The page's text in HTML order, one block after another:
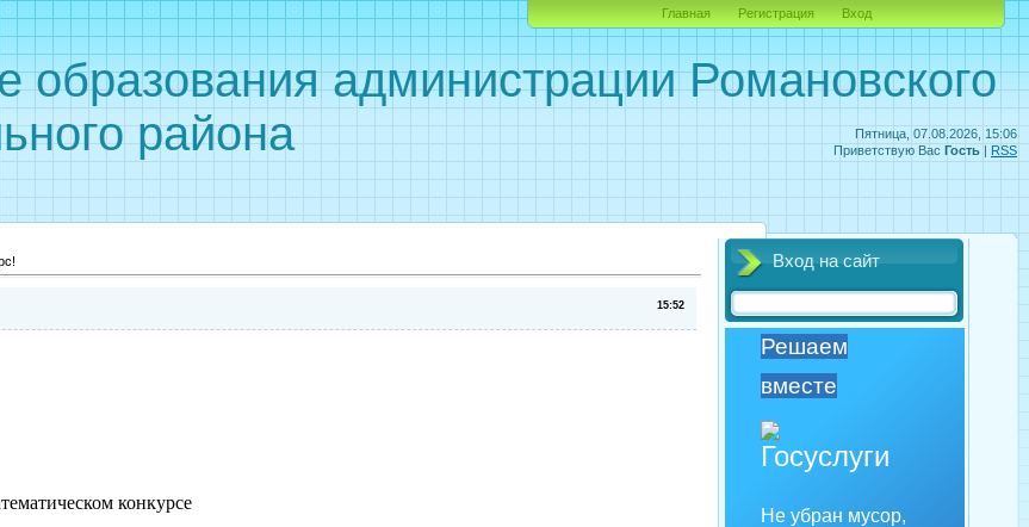
Пятница, 07.08.2026, 15:06
образования администрации Романовского
района
Приветствую Вас Гость | RSS
Главная Регистрация Вход
15:52
конкурсе
Вход на сайт
Решаем
вместе
Не убран мусор,